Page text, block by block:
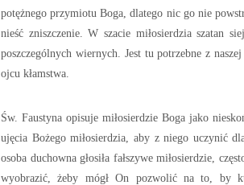
potężnego przymiotu Boga, dlatego nic go nie
nieść zniszczenie. W szacie miłosierdzia szatan
poszczególnych wiernych. Jest tu potrzebne z
ojcu kłamstwa.
Św. Faustyna opisuje miłosierdzie Boga jako
ujęcia Bożego miłosierdzia, aby z niego uczynić
osoba duchowna głosiła fałszywe miłosierdzie,
wyobrazić, żeby mógł On pozwolić na to, by